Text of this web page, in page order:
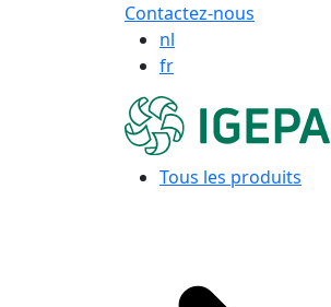
Contactez-nous
nl
fr
Tous les produits